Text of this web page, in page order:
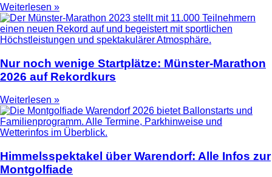
Weiterlesen »
Nur noch wenige Startplätze: Münster-Marathon
2026 auf Rekordkurs
Weiterlesen »
Himmelsspektakel über Warendorf: Alle Infos zur
Montgolfiade